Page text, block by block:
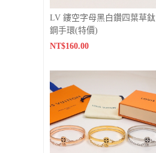
LV 鏤空字母黑白鑽四葉草鈦
鋼手環(特價)
NT$160.00